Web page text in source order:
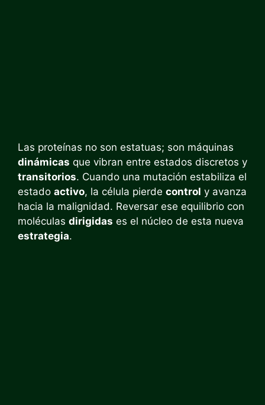
Las proteínas no son estatuas; son máquinas
dinámicas que vibran entre estados discretos y
transitorios. Cuando una mutación estabiliza el
estado activo, la célula pierde control y avanza
hacia la malignidad. Reversar ese equilibrio con
moléculas dirigidas es el núcleo de esta nueva
estrategia.